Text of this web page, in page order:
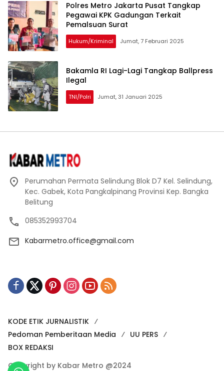
Polres Metro Jakarta Pusat Tangkap
Pegawai KPK Gadungan Terkait
Pemalsuan Surat
Hukum/Kriminal Jumat, 7 Februari 2025
Bakamla RI Lagi-Lagi Tangkap Ballpress
Ilegal
TNI/Polri Jumat, 31 Januari 2025
Perumahan Permata Selindung Blok D7 Kel. Selindung,
Kec. Gabek, Kota Pangkalpinang Provinsi Kep. Bangka
Belitung
085352993704
Kabarmetro.office@gmail.com
KODE ETIK JURNALISTIK
Pedoman Pemberitaan Media
UU PERS
BOX REDAKSI
Copyright by Kabar Metro @2024